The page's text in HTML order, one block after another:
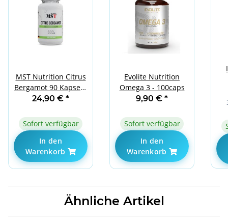
MST Nutrition Citrus
Bergamot 90 Kapseln
| Cholesterin & Herz
24,90 € *
Sofort verfügbar
In den
Warenkorb
Evolite Nutrition
Omega 3 - 100caps
9,90 € *
Sofort verfügbar
In den
Warenkorb
Ähnliche Artikel